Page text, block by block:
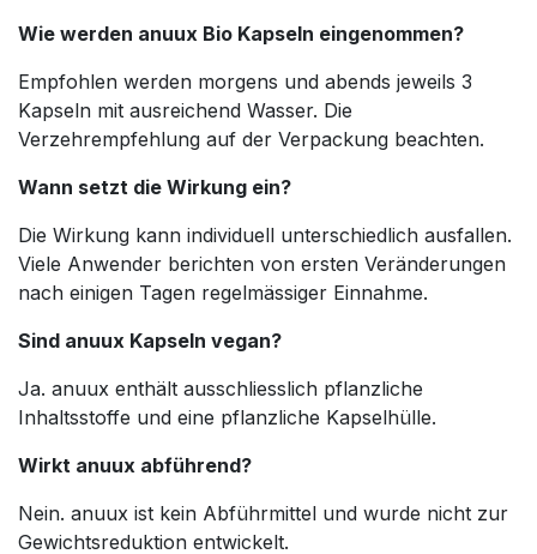
Wie werden anuux Bio Kapseln eingenommen?
Empfohlen werden morgens und abends jeweils 3
Kapseln mit ausreichend Wasser. Die
Verzehrempfehlung auf der Verpackung beachten.
Wann setzt die Wirkung ein?
Die Wirkung kann individuell unterschiedlich ausfallen.
Viele Anwender berichten von ersten Veränderungen
nach einigen Tagen regelmässiger Einnahme.
Sind anuux Kapseln vegan?
Ja. anuux enthält ausschliesslich pflanzliche
Inhaltsstoffe und eine pflanzliche Kapselhülle.
Wirkt anuux abführend?
Nein. anuux ist kein Abführmittel und wurde nicht zur
Gewichtsreduktion entwickelt.